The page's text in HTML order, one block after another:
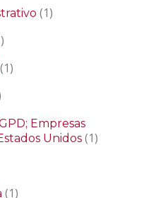
(1)
(1)
Empresas
Unidos (1)
(1)